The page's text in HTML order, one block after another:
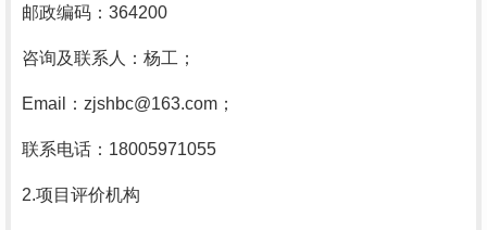
邮政编码：364200
咨询及联系人：杨工；
Email：zjshbc@163.com；
联系电话：18005971055
2.项目评价机构